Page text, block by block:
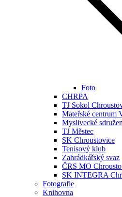
Foto
CHRPA
TJ Sokol
Mateřské centrum
Myslivecké
TJ Městec
SK Chroustovice
Tenisový klub
Zahrádkářský svaz
ČRS MO
SK INTEGRA
Fotografie
Knihovna